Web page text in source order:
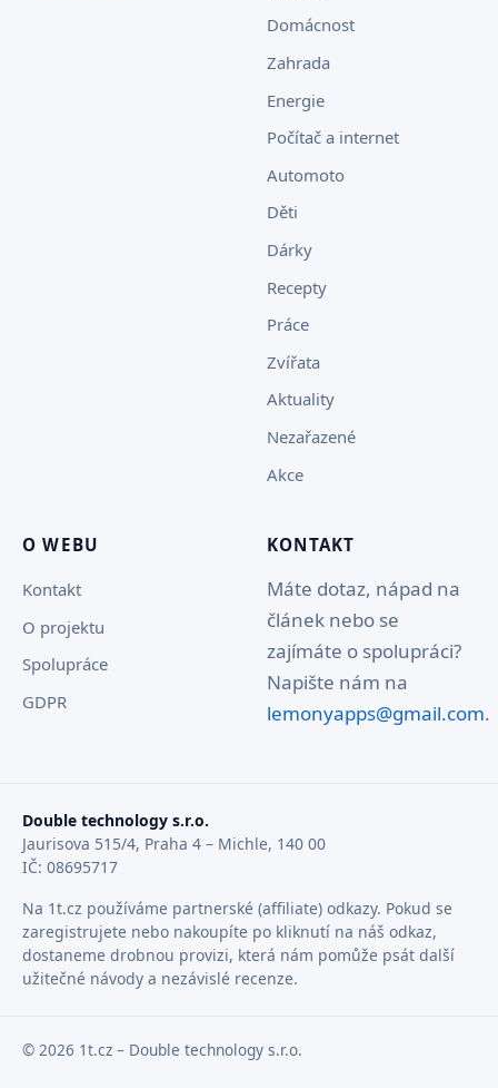
Domácnost
Zahrada
Energie
Počítač a internet
Automoto
Děti
Dárky
Recepty
Práce
Zvířata
Aktuality
Nezařazené
Akce
O WEBU
Kontakt
O projektu
Spolupráce
GDPR
KONTAKT
Máte dotaz, nápad na
článek nebo se
zajímáte o spolupráci?
Napište nám na
lemonyapps@gmail.com.
Double technology s.r.o.
Jaurisova 515/4, Praha 4 – Michle, 140 00
IČ: 08695717
Na 1t.cz používáme partnerské (affiliate) odkazy. Pokud se
zaregistrujete nebo nakoupíte po kliknutí na náš odkaz,
dostaneme drobnou provizi, která nám pomůže psát další
užitečné návody a nezávislé recenze.
© 2026 1t.cz – Double technology s.r.o.